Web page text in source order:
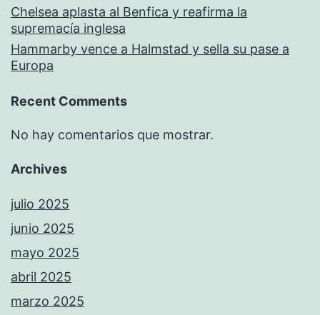
Chelsea aplasta al Benfica y reafirma la
supremacía inglesa
Hammarby vence a Halmstad y sella su pase a
Europa
Recent Comments
No hay comentarios que mostrar.
Archives
julio 2025
junio 2025
mayo 2025
abril 2025
marzo 2025